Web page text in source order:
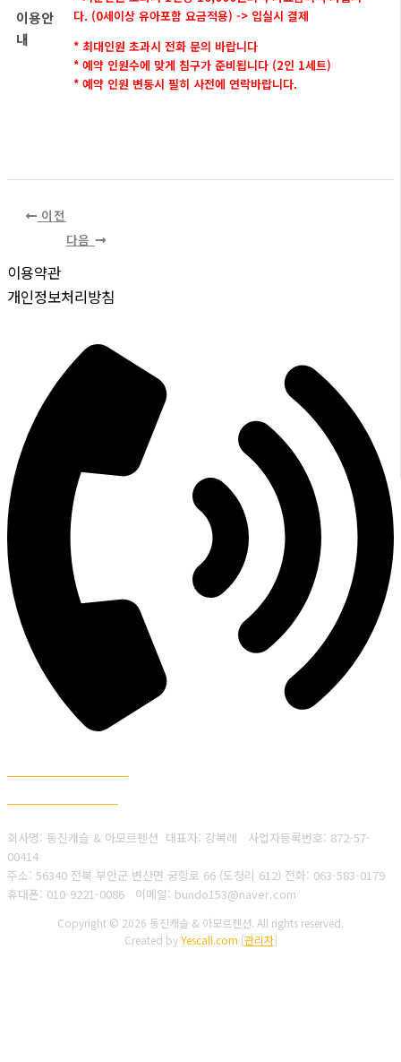
이용안
내
다. (0세이상 유아포함 요금적용) -> 입실시 결제
* 최대인원 초과시 전화 문의 바랍니다
* 예약 인원수에 맞게 침구가 준비됩니다 (2인 1세트)
* 예약 인원 변동시 필히 사전에 연락바랍니다.
이전
다음
이용약관
개인정보처리방침
회사명: 동진캐슬 & 아모르펜션 대표자: 강복례 사업자등록번호: 872-57-
00414
주소: 56340 전북 부안군 변산면 궁항로 66 (도청리 612) 전화: 063-583-0179
휴대폰: 010-9221-0086
이메일: bundo153@naver.com
Copyright © 2026 동진캐슬 & 아모르펜션. All rights reserved.
Created byYescall.com [관리자]